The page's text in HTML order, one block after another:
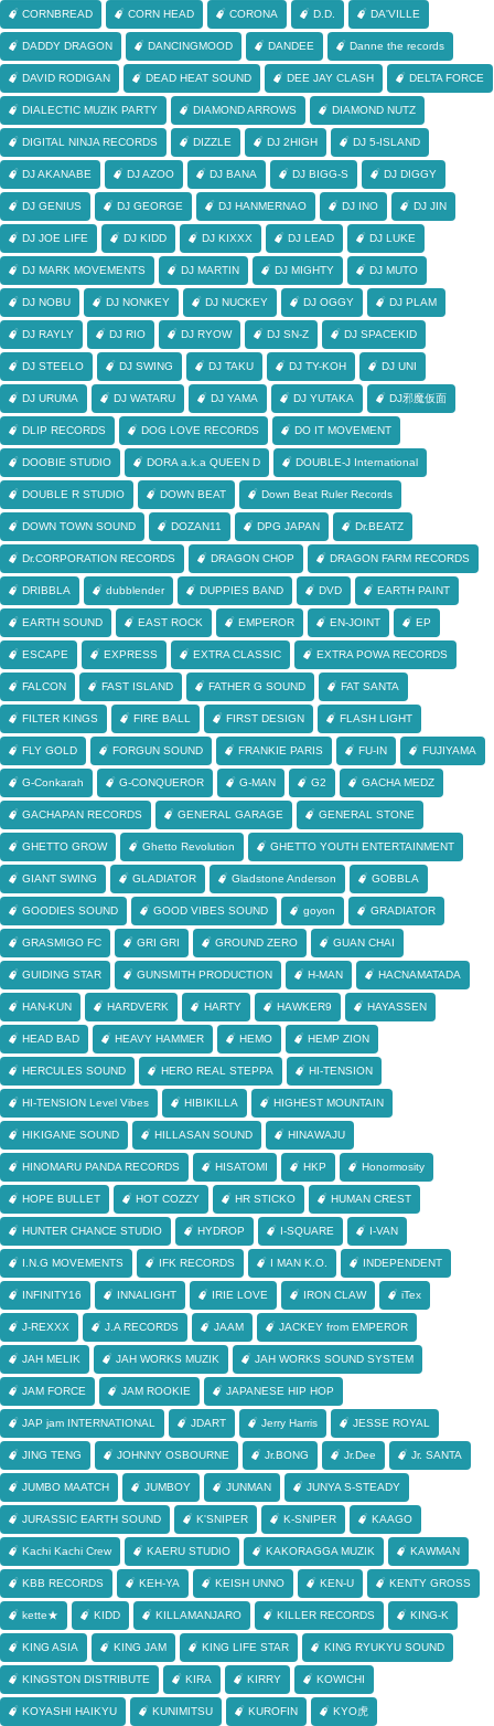
CORNBREAD CORN HEAD CORONA D.D. DA'VILLE
DADDY DRAGON DANCINGMOOD DANDEE Danne the records
DAVID RODIGAN DEAD HEAT SOUND DEE JAY CLASH DELTA FORCE
DIALECTIC MUZIK PARTY DIAMOND ARROWS DIAMOND NUTZ
DIGITAL NINJA RECORDS DIZZLE DJ 2HIGH DJ 5-ISLAND
DJ AKANABE DJ AZOO DJ BANA DJ BIGG-S DJ DIGGY
DJ GENIUS DJ GEORGE DJ HANMERNAO DJ INO DJ JIN
DJ JOE LIFE DJ KIDD DJ KIXXX DJ LEAD DJ LUKE
DJ MARK MOVEMENTS DJ MARTIN DJ MIGHTY DJ MUTO
DJ NOBU DJ NONKEY DJ NUCKEY DJ OGGY DJ PLAM
DJ RAYLY DJ RIO DJ RYOW DJ SN-Z DJ SPACEKID
DJ STEELO DJ SWING DJ TAKU DJ TY-KOH DJ UNI
DJ URUMA DJ WATARU DJ YAMA DJ YUTAKA DJ邪魔仮面
DLIP RECORDS DOG LOVE RECORDS DO IT MOVEMENT
DOOBIE STUDIO DORA a.k.a QUEEN D DOUBLE-J International
DOUBLE R STUDIO DOWN BEAT Down Beat Ruler Records
DOWN TOWN SOUND DOZAN11 DPG JAPAN Dr.BEATZ
Dr.CORPORATION RECORDS DRAGON CHOP DRAGON FARM RECORDS
DRIBBLA dubblender DUPPIES BAND DVD EARTH PAINT
EARTH SOUND EAST ROCK EMPEROR EN-JOINT EP
ESCAPE EXPRESS EXTRA CLASSIC EXTRA POWA RECORDS
FALCON FAST ISLAND FATHER G SOUND FAT SANTA
FILTER KINGS FIRE BALL FIRST DESIGN FLASH LIGHT
FLY GOLD FORGUN SOUND FRANKIE PARIS FU-IN FUJIYAMA
G-Conkarah G-CONQUEROR G-MAN G2 GACHA MEDZ
GACHAPAN RECORDS GENERAL GARAGE GENERAL STONE
GHETTO GROW Ghetto Revolution GHETTO YOUTH ENTERTAINMENT
GIANT SWING GLADIATOR Gladstone Anderson GOBBLA
GOODIES SOUND GOOD VIBES SOUND goyon GRADIATOR
GRASMIGO FC GRI GRI GROUND ZERO GUAN CHAI
GUIDING STAR GUNSMITH PRODUCTION H-MAN HACNAMATADA
HAN-KUN HARDVERK HARTY HAWKER9 HAYASSEN
HEAD BAD HEAVY HAMMER HEMO HEMP ZION
HERCULES SOUND HERO REAL STEPPA HI-TENSION
HI-TENSION Level Vibes HIBIKILLA HIGHEST MOUNTAIN
HIKIGANE SOUND HILLASAN SOUND HINAWAJU
HINOMARU PANDA RECORDS HISATOMI HKP Honormosity
HOPE BULLET HOT COZZY HR STICKO HUMAN CREST
HUNTER CHANCE STUDIO HYDROP I-SQUARE I-VAN
I.N.G MOVEMENTS IFK RECORDS I MAN K.O. INDEPENDENT
INFINITY16 INNALIGHT IRIE LOVE IRON CLAW iTex
J-REXXX J.A RECORDS JAAM JACKEY from EMPEROR
JAH MELIK JAH WORKS MUZIK JAH WORKS SOUND SYSTEM
JAM FORCE JAM ROOKIE JAPANESE HIP HOP
JAP jam INTERNATIONAL JDART Jerry Harris JESSE ROYAL
JING TENG JOHNNY OSBOURNE Jr.BONG Jr.Dee Jr. SANTA
JUMBO MAATCH JUMBOY JUNMAN JUNYA S-STEADY
JURASSIC EARTH SOUND K'SNIPER K-SNIPER KAAGO
Kachi Kachi Crew KAERU STUDIO KAKORAGGA MUZIK KAWMAN
KBB RECORDS KEH-YA KEISH UNNO KEN-U KENTY GROSS
kette★ KIDD KILLAMANJARO KILLER RECORDS KING-K
KING ASIA KING JAM KING LIFE STAR KING RYUKYU SOUND
KINGSTON DISTRIBUTE KIRA KIRRY KOWICHI
KOYASHI HAIKYU KUNIMITSU KUROFIN KYO虎